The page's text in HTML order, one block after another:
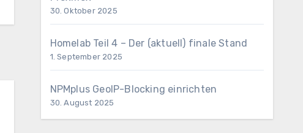
30. Oktober 2025
Homelab Teil 4 – Der (aktuell) finale Stand
1. September 2025
NPMplus GeoIP-Blocking einrichten
30. August 2025